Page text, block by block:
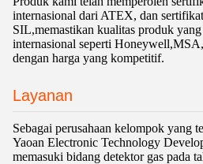
internasional dari ATEX, dan
SIL,memastikan kualitas produk
internasional seperti
dengan harga yang kompetitif.
Layanan
Sebagai perusahaan kelompok yang
Yaoan Electronic Technology
memasuki bidang detektor gas pada